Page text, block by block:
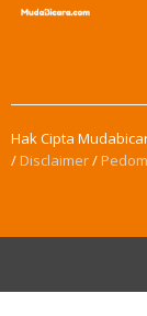
Hak Cipta
/Disclaimer/